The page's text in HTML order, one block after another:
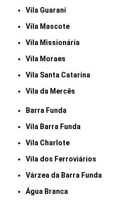
Vila Guarani
Vila Mascote
Vila Missionária
Vila Moraes
Vila Santa Catarina
Vila da Mercês
Barra Funda
Vila Barra Funda
Vila Charlote
Vila dos Ferroviários
Várzea da Barra Funda
Água Branca